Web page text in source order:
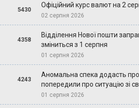
5430
Офіційний курс валют на 2
02 серпня 2026
4358
Відділення Нової пошти
зміниться з 1 серпня
01 серпня 2026
4243
Аномальна спека додасть
попередили про ситуацію зі
01 серпня 2026